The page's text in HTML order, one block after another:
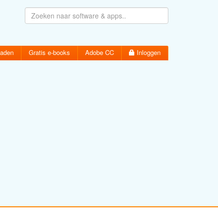
Gratis e-books Adobe CC Inloggen